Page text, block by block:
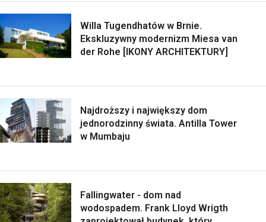
Willa Tugendhatów w Brnie.
Ekskluzywny modernizm Miesa van
der Rohe [IKONY ARCHITEKTURY]
Najdroższy i największy dom
jednorodzinny świata. Antilla Tower
w Mumbaju
Fallingwater - dom nad
wodospadem. Frank Lloyd Wrigth